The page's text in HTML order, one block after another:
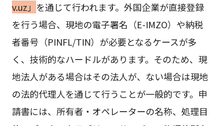
v.uz」 を通じて行われます。外国企業が直接登録
を行う場合、現地の電子署名（E-IMZO）や納税
者番号（PINFL/TIN）が必要となるケースが多
く、技術的なハードルがあります。そのため、現
地法人がある場合はその法人が、ない場合は現地
の法的代理人を通じて行うことが一般的です。申
請書には、所有者・オペレーターの名称、処理目